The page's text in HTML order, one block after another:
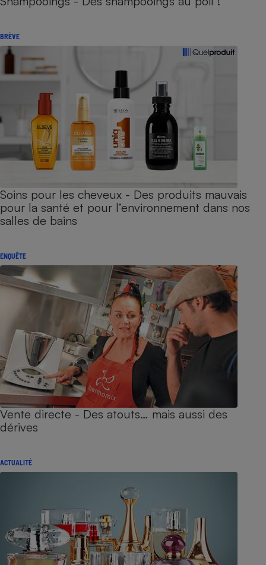
BRÈVE
Soins pour les cheveux - Des produits mauvais
pour la santé et pour l’environnement dans nos
salles de bains
ENQUÊTE
Vente directe - Des atouts… mais aussi des
dérives
ACTUALITÉ